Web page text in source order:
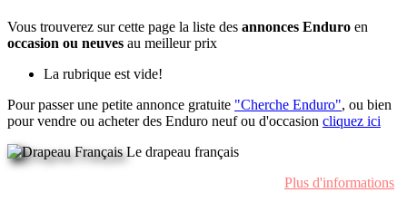
Vous trouverez sur cette page la liste des annonces Enduro en
occasion ou neuves au meilleur prix
La rubrique est vide!
Pour passer une petite annonce gratuite "Cherche Enduro", ou bien
pour vendre ou acheter des Enduro neuf ou d'occasion cliquez ici
Le drapeau français
Plus d'informations